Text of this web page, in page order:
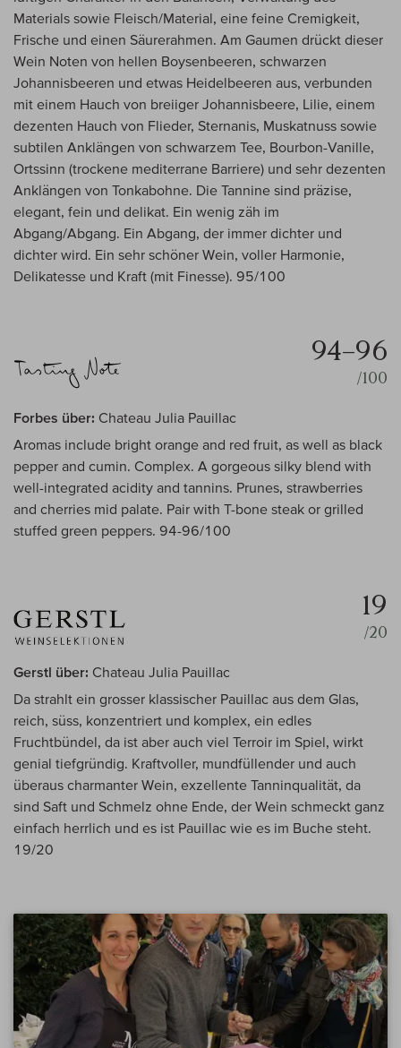
Materials sowie Fleisch/Material, eine feine Cremigkeit,
Frische und einen Säurerahmen. Am Gaumen drückt dieser
Wein Noten von hellen Boysenbeeren, schwarzen
Johannisbeeren und etwas Heidelbeeren aus, verbunden
mit einem Hauch von breiiger Johannisbeere, Lilie, einem
dezenten Hauch von Flieder, Sternanis, Muskatnuss sowie
subtilen Anklängen von schwarzem Tee, Bourbon-Vanille,
Ortssinn (trockene mediterrane Barriere) und sehr dezenten
Anklängen von Tonkabohne. Die Tannine sind präzise,
elegant, fein und delikat. Ein wenig zäh im
Abgang/Abgang. Ein Abgang, der immer dichter und
dichter wird. Ein sehr schöner Wein, voller Harmonie,
Delikatesse und Kraft (mit Finesse). 95/100
94–96
/100
Forbes über: Chateau Julia Pauillac
Aromas include bright orange and red fruit, as well as black
pepper and cumin. Complex. A gorgeous silky blend with
well-integrated acidity and tannins. Prunes, strawberries
and cherries mid palate. Pair with T-bone steak or grilled
stuffed green peppers. 94-96/100
19
/20
Gerstl über: Chateau Julia Pauillac
Da strahlt ein grosser klassischer Pauillac aus dem Glas,
reich, süss, konzentriert und komplex, ein edles
Fruchtbündel, da ist aber auch viel Terroir im Spiel, wirkt
genial tiefgründig. Kraftvoller, mundfüllender und auch
überaus charmanter Wein, exzellente Tanninqualität, da
sind Saft und Schmelz ohne Ende, der Wein schmeckt ganz
einfach herrlich und es ist Pauillac wie es im Buche steht.
19/20